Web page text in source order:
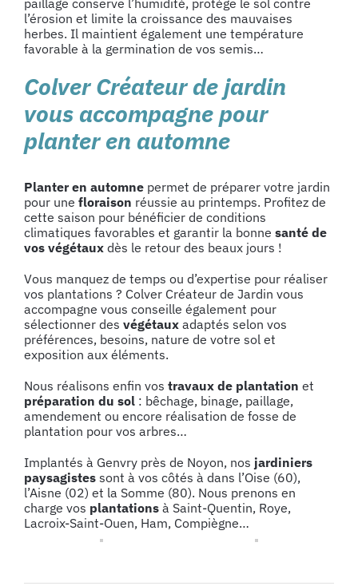
paillage conserve l’humidité, protège le sol contre
l’érosion et limite la croissance des mauvaises
herbes. Il maintient également une température
favorable à la germination de vos semis…
Colver Créateur de jardin
vous accompagne pour
planter en automne
Planter en automne permet de préparer votre jardin
pour une floraison réussie au printemps. Profitez de
cette saison pour bénéficier de conditions
climatiques favorables et garantir la bonne santé de
vos végétaux dès le retour des beaux jours !
Vous manquez de temps ou d’expertise pour réaliser
vos plantations ? Colver Créateur de Jardin vous
accompagne vous conseille également pour
sélectionner des végétaux adaptés selon vos
préférences, besoins, nature de votre sol et
exposition aux éléments.
Nous réalisons enfin vos travaux de plantation et
préparation du sol : bêchage, binage, paillage,
amendement ou encore réalisation de fosse de
plantation pour vos arbres…
Implantés à Genvry près de Noyon, nos jardiniers
paysagistes sont à vos côtés à dans l’Oise (60),
l’Aisne (02) et la Somme (80). Nous prenons en
charge vos plantations à Saint-Quentin, Roye,
Lacroix-Saint-Ouen, Ham, Compiègne…